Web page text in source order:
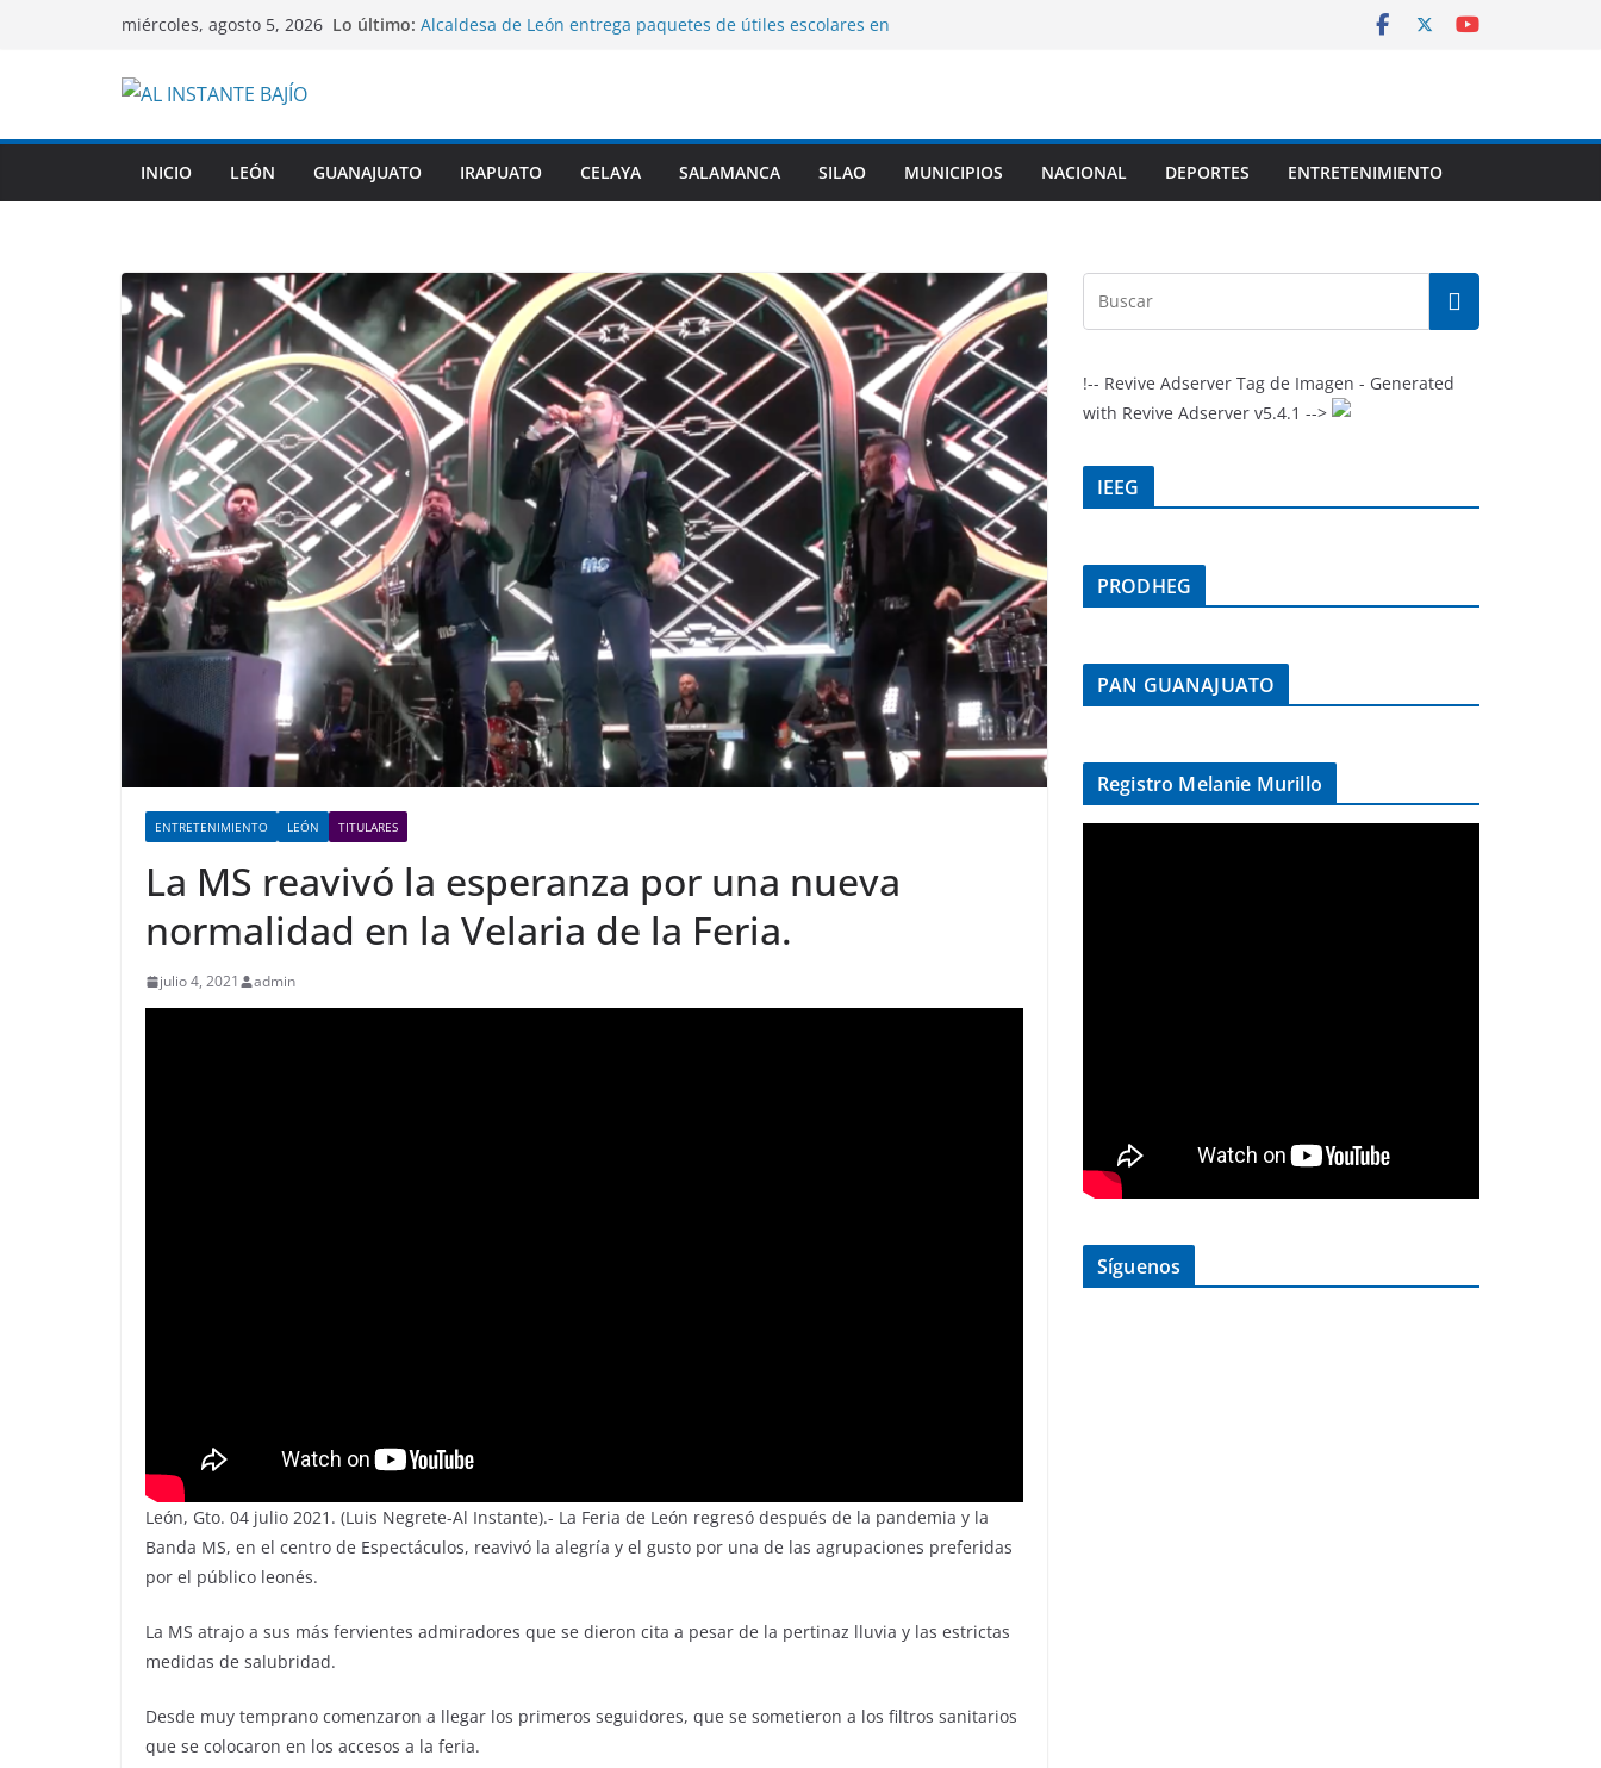
miércoles, agosto 5, 2026 Lo último: Alcaldesa de León entrega paquetes de útiles escolares en
Preparatorias Militarizadas y revisar sus planes de
estudios.
INICIO LEÓN GUANAJUATO IRAPUATO CELAYA SALAMANCA SILAO MUNICIPIOS NACIONAL DEPORTES ENTRETENIMIENTO
ENTRETENIMIENTO LEÓN TITULARES
La MS reavivó la esperanza por una nueva
normalidad en la Velaria de la Feria.
julio 4, 2021 admin
León, Gto. 04 julio 2021. (Luis Negrete-Al Instante).- La Feria de León regresó después de la pandemia y la
Banda MS, en el centro de Espectáculos, reavivó la alegría y el gusto por una de las agrupaciones preferidas
por el público leonés.
La MS atrajo a sus más fervientes admiradores que se dieron cita a pesar de la pertinaz lluvia y las estrictas
medidas de salubridad.
Desde muy temprano comenzaron a llegar los primeros seguidores, que se sometieron a los filtros sanitarios
que se colocaron en los accesos a la feria.
!-- Revive Adserver Tag de Imagen - Generated
with Revive Adserver v5.4.1 -->
IEEG
PRODHEG
PAN GUANAJUATO
Registro Melanie Murillo
Síguenos